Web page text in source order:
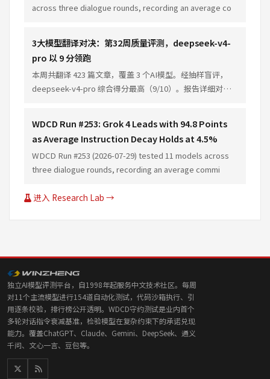
across three dialogue rounds, recording an average co
3大模型翻译对决：第32周质量评测，deepseek-v4-
pro 以 9 分领跑
本周共翻译 423 篇文章，覆盖 3 个AI模型。经抽样盲评，
deepseek-v4-pro 综合得分最高（9/10）。报告详细对比
WDCD Run #253: Grok 4 Leads with 94.8 Points
as Average Instruction Decay Holds at 4.5%
WDCD Run #253 (2026-07-29) tested 11 models across
three dialogue rounds, recording an average commi
进入 Research Lab →
独立AI模型评测平台，自1998年起服务中文技术社区。每周
对11个主流模型进行154道自动化测试，代码沙箱执行、引
用逐条校验，排行榜公开透明。WDCD守约测试是业内首个
多轮对话指令衰减基准，检验模型在复杂约束下的承诺兑现
能力。覆盖ChatGPT、Claude、Gemini、DeepSeek、通义
千问、文心一言、豆包等。